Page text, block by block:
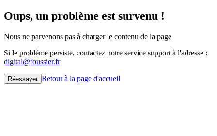
Oups, un problème est survenu !
Nous ne parvenons pas à charger le contenu de la page
Si le problème persiste, contactez notre service support à l'adresse :
digital@foussier.fr
Réessayer Retour à la page d'accueil